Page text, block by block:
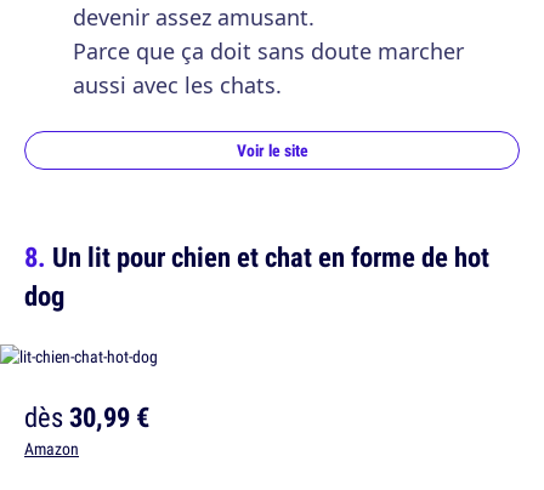
devenir assez amusant.
Parce que ça doit sans doute marcher
aussi avec les chats.
Voir le site
Un lit pour chien et chat en forme de hot
dog
dès30,99 €
Amazon